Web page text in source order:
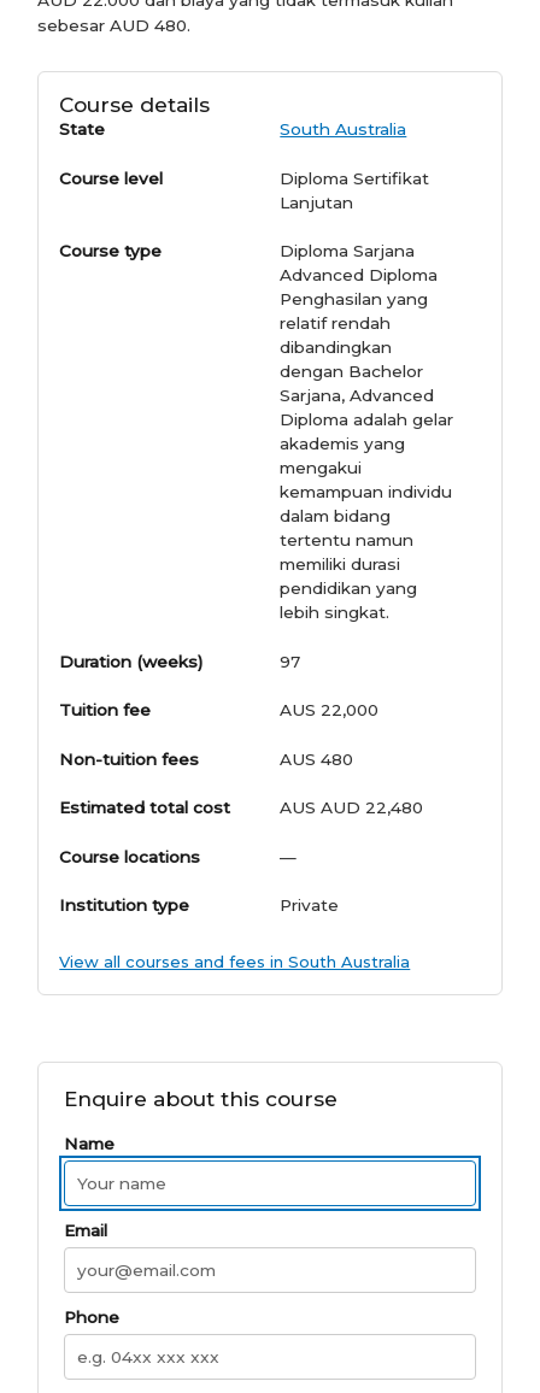
sebesar AUD 480.
Course details
State South Australia
Course level
Diploma Sertifikat
Lanjutan
Course type
Diploma Sarjana
Advanced Diploma
Penghasilan yang
relatif rendah
dibandingkan
dengan Bachelor
Sarjana, Advanced
Diploma adalah gelar
akademis yang
mengakui
kemampuan individu
dalam bidang
tertentu namun
memiliki durasi
pendidikan yang
lebih singkat.
Duration (weeks) 97
Tuition fee AUS 22,000
Non-tuition fees AUS 480
Estimated total cost AUS AUD 22,480
Course locations —
Institution type Private
View all courses and fees in South Australia
Enquire about this course
Name
Email
Phone